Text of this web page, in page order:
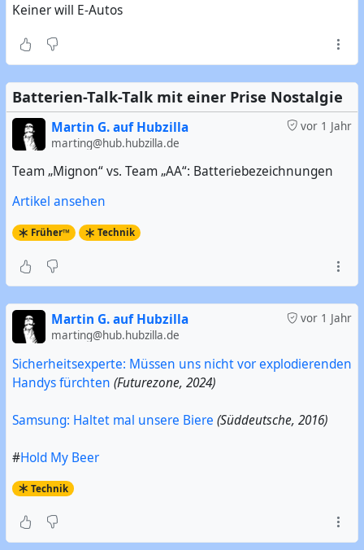
Keiner will E-Autos
Batterien-Talk-Talk mit einer Prise Nostalgie
vor 1 Jahr
Martin G. auf Hubzilla
marting@hub.hubzilla.de
Team „Mignon“ vs. Team „AA“: Batteriebezeichnungen
Artikel ansehen
Früher™ Technik
vor 1 Jahr
Martin G. auf Hubzilla
marting@hub.hubzilla.de
Sicherheitsexperte: Müssen uns nicht vor explodierenden
Handys fürchten (Futurezone, 2024)
Samsung: Haltet mal unsere Biere (Süddeutsche, 2016)
#Hold My Beer
Technik